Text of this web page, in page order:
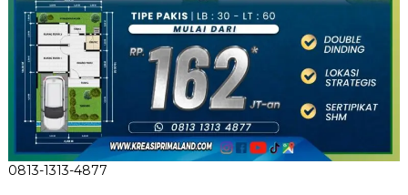
0813-1313-4877